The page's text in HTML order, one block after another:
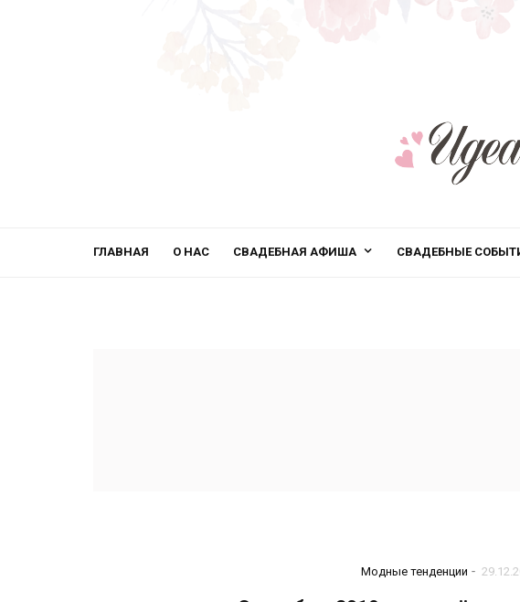
ГЛАВНАЯ О НАС СВАДЕБНАЯ АФИША СВАДЕБНЫЕ
Модные тенденции -